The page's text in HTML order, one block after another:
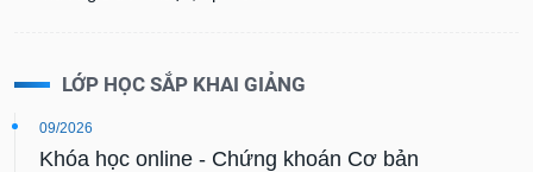
LỚP HỌC SẮP KHAI GIẢNG
09/2026
Khóa học online - Chứng khoán Cơ bản